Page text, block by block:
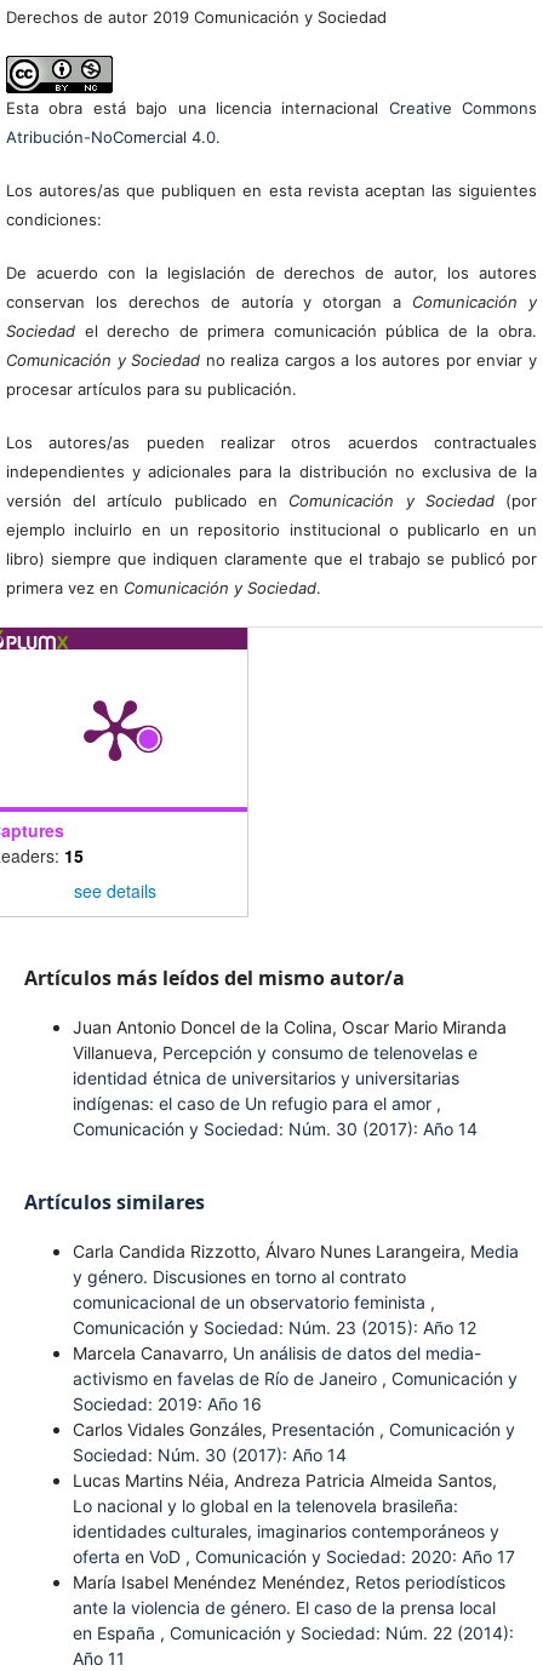
Derechos de autor 2019 Comunicación y Sociedad
Esta obra está bajo una licencia internacional Creative Commons
Atribución-NoComercial 4.0.
Los autores/as que publiquen en esta revista aceptan las siguientes
condiciones:
De acuerdo con la legislación de derechos de autor, los autores
conservan los derechos de autoría y otorgan a Comunicación y
Sociedadel derecho de primera comunicación pública de la obra.
Comunicación y Sociedad no realiza cargos a los autores por enviar y
procesar artículos para su publicación.
Los autores/as pueden realizar otros acuerdos contractuales
independientes y adicionales para la distribución no exclusiva de la
versión del artículo publicado en Comunicación y Sociedad(por
ejemplo incluirlo en un repositorio institucional o publicarlo en un
libro) siempre que indiquen claramente que el trabajo se publicó por
primera vez en Comunicación y Sociedad.
15
see details
Artículos más leídos del mismo autor/a
Juan Antonio Doncel de la Colina, Oscar Mario Miranda
Villanueva, Percepción y consumo de telenovelas e
identidad étnica de universitarios y universitarias
indígenas: el caso de Un refugio para el amor ,
Comunicación y Sociedad: Núm. 30 (2017): Año 14
Artículos similares
Carla Candida Rizzotto, Álvaro Nunes Larangeira, Media
y género. Discusiones en torno al contrato
comunicacional de un observatorio feminista ,
Comunicación y Sociedad: Núm. 23 (2015): Año 12
Marcela Canavarro, Un análisis de datos del media-
activismo en favelas de Río de Janeiro , Comunicación y
Sociedad: 2019: Año 16
Carlos Vidales Gonzáles, Presentación , Comunicación y
Sociedad: Núm. 30 (2017): Año 14
Lucas Martins Néia, Andreza Patricia Almeida Santos,
Lo nacional y lo global en la telenovela brasileña:
identidades culturales, imaginarios contemporáneos y
oferta en VoD , Comunicación y Sociedad: 2020: Año 17
María Isabel Menéndez Menéndez, Retos periodísticos
ante la violencia de género. El caso de la prensa local
en España , Comunicación y Sociedad: Núm. 22 (2014):
Año 11